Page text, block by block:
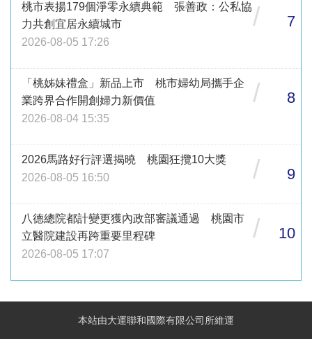
桃市表揚179個淨零永續典範 張善政：公私協
力共創宜居永續城市
2026-08-05 17:26
/ 7
「桃姊妹禮盒」新品上市 桃市婦幼局攜手企
業跨界合作開創婦力新價值
2026-08-04 15:35
/ 8
2026馬路好行評選揭曉 桃園狂攬10大獎
2026-08-05 16:50
/ 9
八德總院都計變更獲內政部審議通過 桃園市
立醫院建設再跨重要里程碑
2026-08-05 17:07
/ 10
本站由大運聯和國際有限公司所維運